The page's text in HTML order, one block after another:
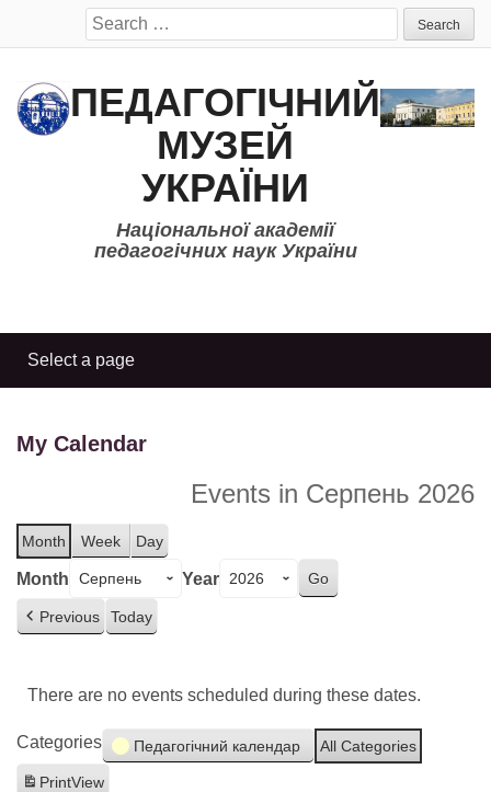
Search
for:
ПЕДАГОГІЧНИЙ
МУЗЕЙ
УКРАЇНИ
Національної академії
педагогічних наук України
My Calendar
Events in Серпень 2026
Month Week Day
Month Year
Previous Today
There are no events scheduled during these dates.
Categories Педагогічний календар All Categories
PrintView